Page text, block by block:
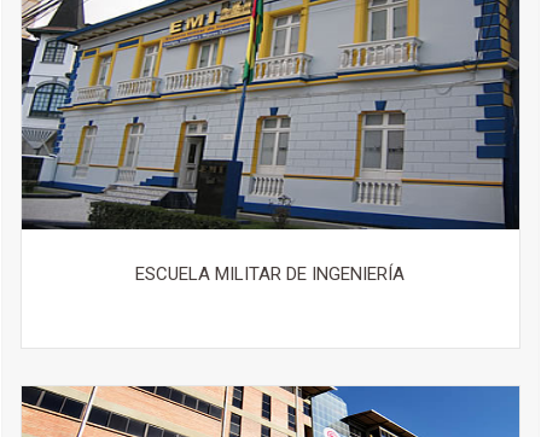
ESCUELA MILITAR DE INGENIERÍA